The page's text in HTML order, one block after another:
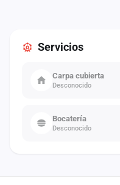
Servicios
Carpa cubierta
Desconocido
Bocatería
Desconocido